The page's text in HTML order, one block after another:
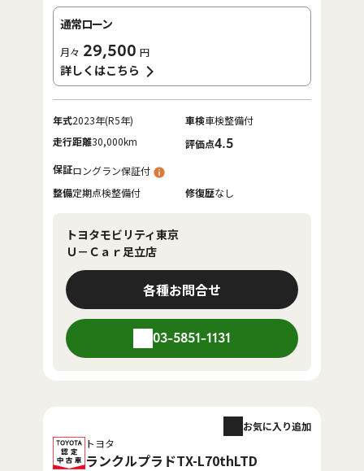
通常ローン
月々 29,500 円
詳しくはこちら
年式2023年(R5年) 車検車検整備付
走行距離30,000km 評価点4.5
保証ロングラン保証付
整備定期点検整備付 修復歴なし
トヨタモビリティ東京
Ｕ－Ｃａｒ足立店
各種お問合せ
03-5851-1131
トヨタ
ランクルプラドTX-L70thLTD
お気に入り追加